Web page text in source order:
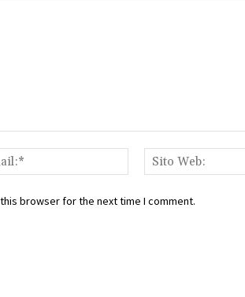
Email:*
browser for the next time I comment.